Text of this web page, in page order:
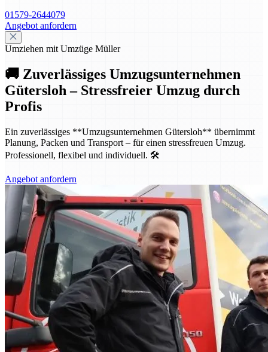
01579-2644079
Angebot anfordern
Umziehen mit Umzüge Müller
🚚 Zuverlässiges Umzugsunternehmen
Gütersloh – Stressfreier Umzug durch
Profis
Ein zuverlässiges **Umzugsunternehmen Gütersloh** übernimmt
Planung, Packen und Transport – für einen stressfreuen Umzug.
Professionell, flexibel und individuell. 🛠️
Angebot anfordern